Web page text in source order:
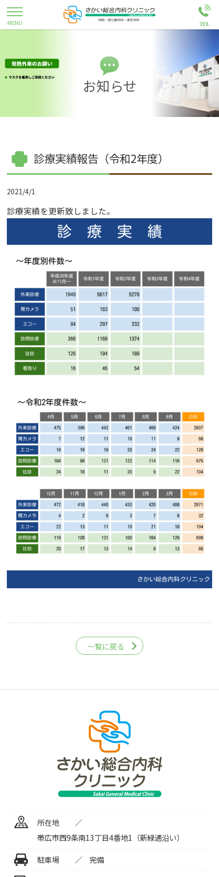
お知らせ
診療実績報告（令和2年度）
2021/4/1
診療実績を更新致しました。
一覧に戻る
所在地
帯広市西9条南13丁目4番地1（新緑通沿い）
駐車場 完備